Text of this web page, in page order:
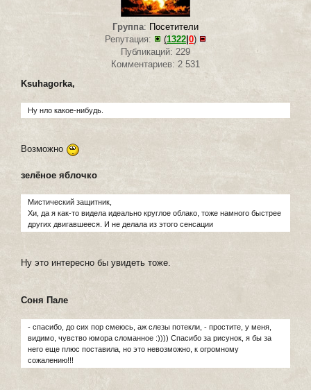
Группа: Посетители
Репутация:
(1322 0)
Публикаций: 229
Комментариев: 2 531
Ksuhagorka,
Ну нло какое-нибудь.
Возможно
зелёное яблочко
Мистический защитник,
Хи, да я как-то видела идеально круглое облако, тоже намного быстрее
других двигавшееся. И не делала из этого сенсации
Ну это интересно бы увидеть тоже.
Соня Пале
- спасибо, до сих пор смеюсь, аж слезы потекли, - простите, у меня,
видимо, чувство юмора сломанное :)))) Спасибо за рисунок, я бы за
него еще плюс поставила, но это невозможно, к огромному
сожалению!!!